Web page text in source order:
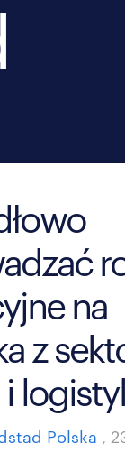
na
z
Polska ,